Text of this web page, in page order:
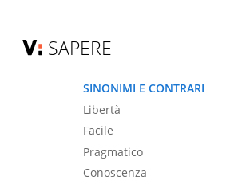
SAPERE
SINONIMI E CONTRARI
Libertà
Facile
Pragmatico
Conoscenza